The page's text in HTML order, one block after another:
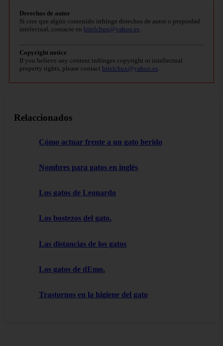
Derechos de autor
Si cree que algún contenido infringe derechos de autor o propiedad
intelectual, contacte en bitelchux@yahoo.es.
Copyright notice
If you believe any content infringes copyright or intellectual
property rights, please contact bitelchux@yahoo.es.
Relaccionados
Cómo actuar frente a un gato herido
Nombres para gatos en inglés
Los gatos de Leonardo
Los bostezos del gato.
Las distancias de los gatos
Los gatos de dEmo.
Trastornos en la higiene del gato